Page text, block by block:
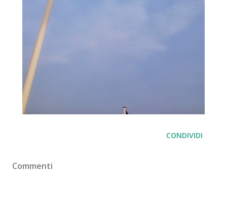
CONDIVIDI
Commenti